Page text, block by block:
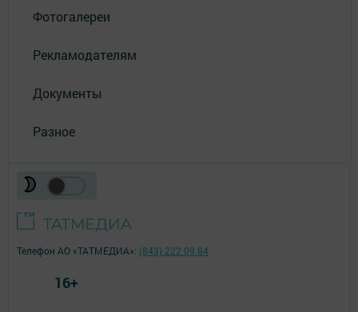
Фотогалереи
Рекламодателям
Документы
Разное
Телефон АО «ТАТМЕДИА»: (843) 222 09 84
16+